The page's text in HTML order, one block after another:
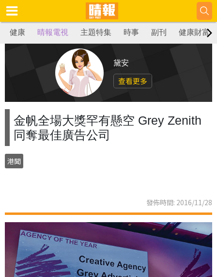
健康 晴報電視 主題特集 時事 副刊 健康財富
黛安
查看更多
金帆全場大獎罕有懸空 Grey Zenith
同奪最佳廣告公司
港聞
發佈時間: 2016/11/28